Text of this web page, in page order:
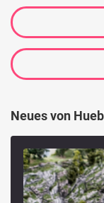
Neues von